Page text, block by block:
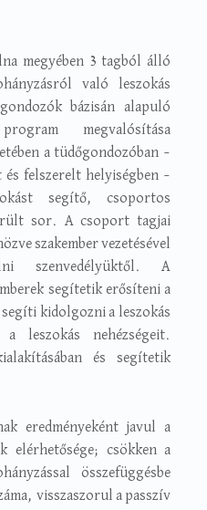
megyében 3 tagból álló
való leszokás
bázisán alapuló
megvalósítása
a tüdőgondozóban –
felszerelt helyiségben –
segítő, csoportos
sor. A csoport tagjai
szakember vezetésével
szenvedélyüktől. A
segítetik erősíteni a
kidolgozni a leszokás
leszokás nehézségeit.
és segítetik
eredményeként javul a
elérhetősége; csökken a
összefüggésbe
visszaszorul a passzív